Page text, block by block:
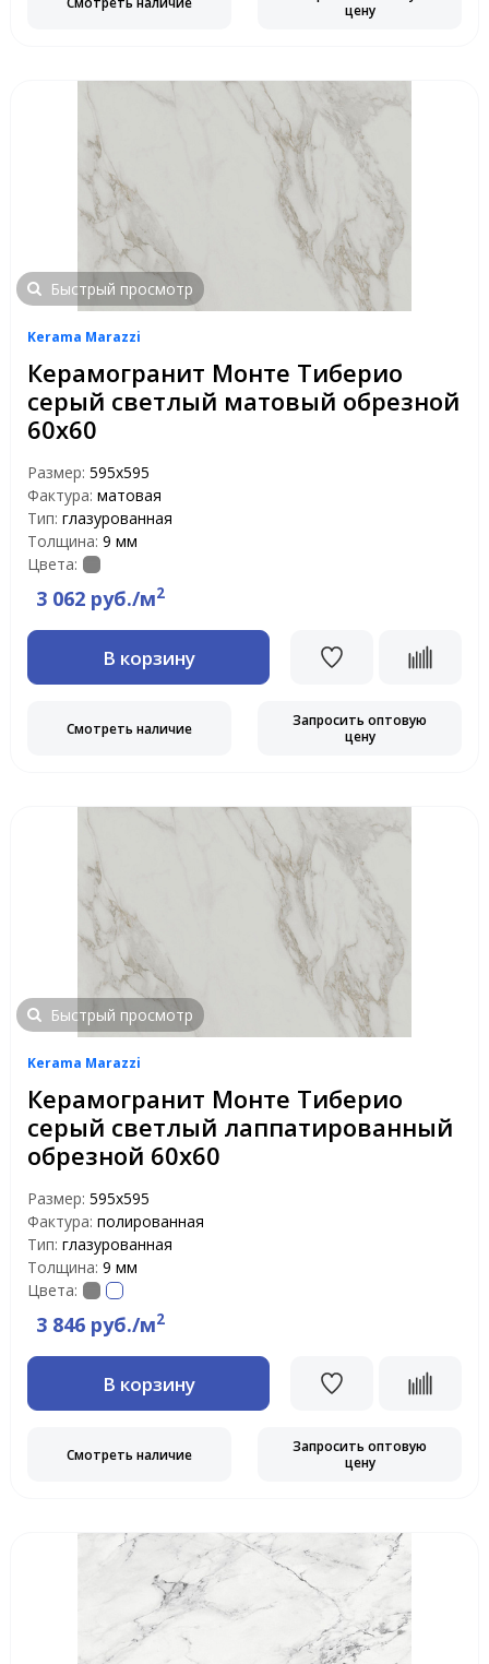
цену
Быстрый просмотр
Kerama Marazzi
Керамогранит Монте Тиберио
серый светлый матовый обрезной
60х60
Размер: 595х595
Фактура: матовая
Тип: глазурованная
Толщина: 9 мм
Цвета:
3 062 руб./м2
В корзину
Смотреть наличие
Запросить оптовую
цену
Быстрый просмотр
Kerama Marazzi
Керамогранит Монте Тиберио
серый светлый лаппатированный
обрезной 60х60
Размер: 595х595
Фактура: полированная
Тип: глазурованная
Толщина: 9 мм
Цвета:
3 846 руб./м2
В корзину
Смотреть наличие
Запросить оптовую
цену